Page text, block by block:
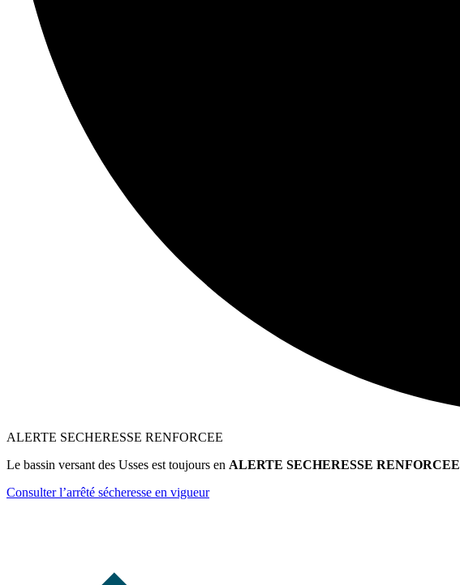
ALERTE SECHERESSE RENFORCEE
Le bassin versant des Usses est toujours en ALERTE SECHERESSE RENFORCEE
Consulter l’arrêté sécheresse en vigueur